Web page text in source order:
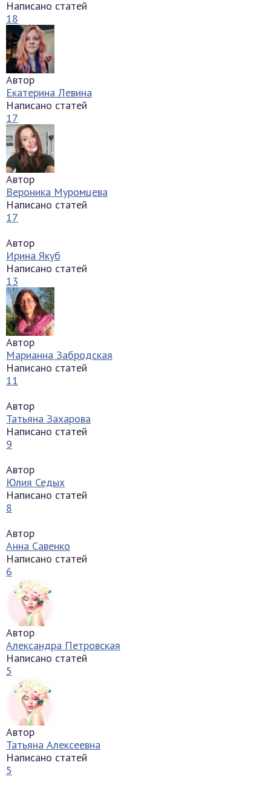
Написано статей
18
Автор
Екатерина Левина
Написано статей
17
Автор
Вероника Муромцева
Написано статей
17
Автор
Ирина Якуб
Написано статей
13
Автор
Марианна Забродская
Написано статей
11
Автор
Татьяна Захарова
Написано статей
9
Автор
Юлия Седых
Написано статей
8
Автор
Анна Савенко
Написано статей
6
Автор
Александра Петровская
Написано статей
5
Автор
Татьяна Алексеевна
Написано статей
5